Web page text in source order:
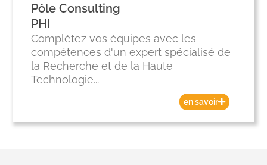
Pôle Consulting
PHI
Complétez vos équipes avec les
compétences d'un expert spécialisé de
la Recherche et de la Haute
Technologie...
en savoir